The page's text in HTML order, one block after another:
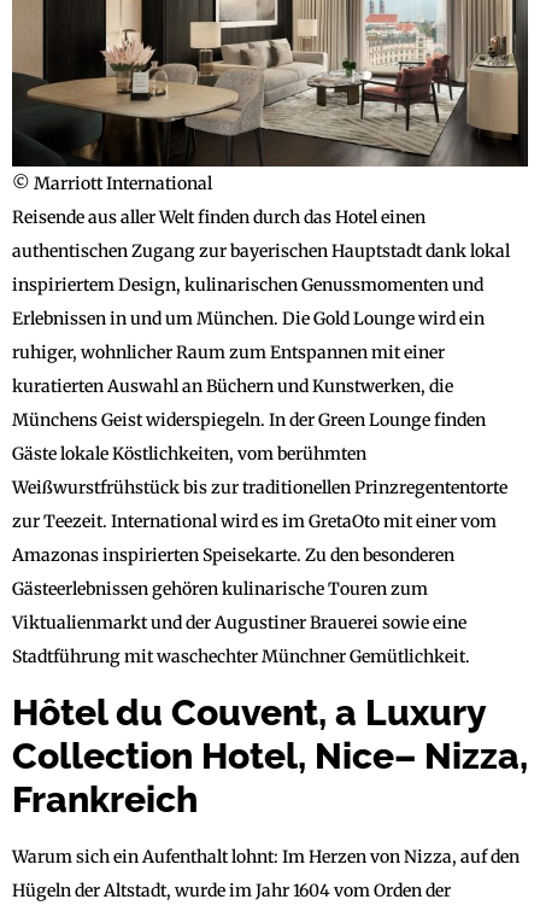
© Marriott International
Reisende aus aller Welt finden durch das Hotel einen
authentischen Zugang zur bayerischen Hauptstadt dank lokal
inspiriertem Design, kulinarischen Genussmomenten und
Erlebnissen in und um München. Die Gold Lounge wird ein
ruhiger, wohnlicher Raum zum Entspannen mit einer
kuratierten Auswahl an Büchern und Kunstwerken, die
Münchens Geist widerspiegeln. In der Green Lounge finden
Gäste lokale Köstlichkeiten, vom berühmten
Weißwurstfrühstück bis zur traditionellen Prinzregententorte
zur Teezeit. International wird es im GretaOto mit einer vom
Amazonas inspirierten Speisekarte. Zu den besonderen
Gästeerlebnissen gehören kulinarische Touren zum
Viktualienmarkt und der Augustiner Brauerei sowie eine
Stadtführung mit waschechter Münchner Gemütlichkeit.
Hôtel du Couvent, a Luxury
Collection Hotel, Nice– Nizza,
Frankreich
Warum sich ein Aufenthalt lohnt: Im Herzen von Nizza, auf den
Hügeln der Altstadt, wurde im Jahr 1604 vom Orden der